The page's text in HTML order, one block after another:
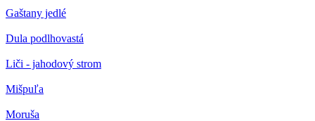
Gaštany jedlé
Dula podlhovastá
Liči - jahodový strom
Mišpuľa
Moruša